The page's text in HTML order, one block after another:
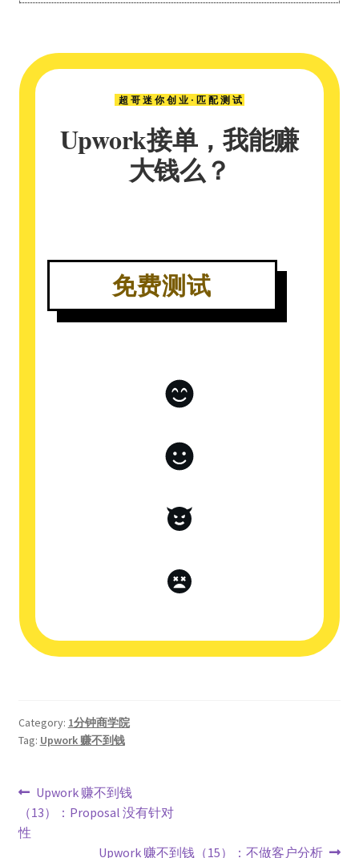
超哥迷你创业·匹配测试
Upwork接单，我能赚
大钱么？
免费测试
Category: 1分钟商学院
Tag: Upwork 赚不到钱
Upwork 赚不到钱
（13）：Proposal 没有针对
性
Upwork 赚不到钱（15）：不做客户分析